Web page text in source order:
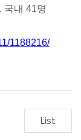
국내 41명
1188216/
List